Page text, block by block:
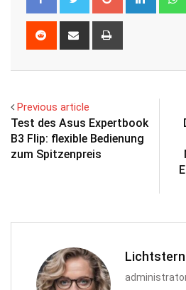
Reddit
Share
Previous article
Test des Asus Expertbook
B3 Flip: flexible Bedienung
zum Spitzenpreis
Lichtstern